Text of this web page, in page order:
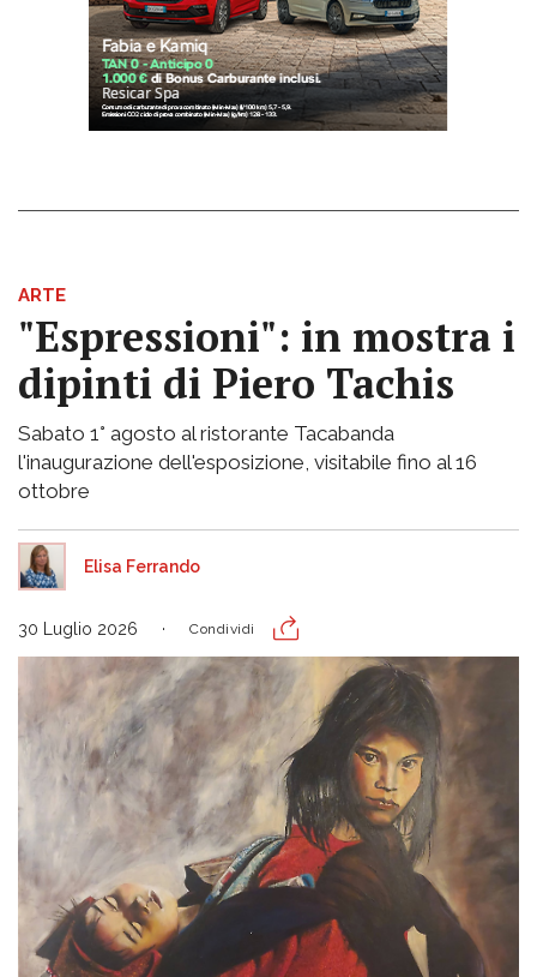
ARTE
"Espressioni": in mostra i
dipinti di Piero Tachis
Sabato 1° agosto al ristorante Tacabanda
l'inaugurazione dell'esposizione, visitabile fino al 16
ottobre
Elisa Ferrando
30 Luglio 2026 Condividi